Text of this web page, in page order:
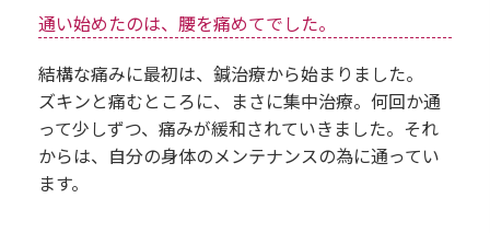
通い始めたのは、腰を痛めてでした。
結構な痛みに最初は、鍼治療から始まりました。
ズキンと痛むところに、まさに集中治療。何回か通
って少しずつ、痛みが緩和されていきました。それ
からは、自分の身体のメンテナンスの為に通ってい
ます。